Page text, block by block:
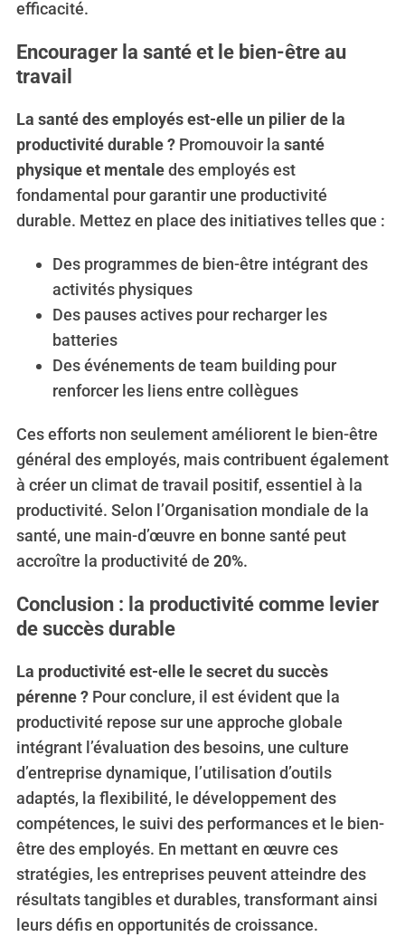
efficacité.
Encourager la santé et le bien-être au
travail
La santé des employés est-elle un pilier de la
productivité durable ?Promouvoir la santé
physique et mentaledes employés est
fondamental pour garantir une productivité
durable. Mettez en place des initiatives telles que :
Des programmes de bien-être intégrant des
activités physiques
Des pauses actives pour recharger les
batteries
Des événements de team building pour
renforcer les liens entre collègues
Ces efforts non seulement améliorent le bien-être
général des employés, mais contribuent également
à créer un climat de travail positif, essentiel à la
productivité. Selon l’Organisation mondiale de la
santé, une main-d’œuvre en bonne santé peut
accroître la productivité de 20%.
Conclusion : la productivité comme levier
de succès durable
La productivité est-elle le secret du succès
pérenne ?Pour conclure, il est évident que la
productivité repose sur une approche globale
intégrant l’évaluation des besoins, une culture
d’entreprise dynamique, l’utilisation d’outils
adaptés, la flexibilité, le développement des
compétences, le suivi des performances et le bien-
être des employés. En mettant en œuvre ces
stratégies, les entreprises peuvent atteindre des
résultats tangibles et durables, transformant ainsi
leurs défis en opportunités de croissance.